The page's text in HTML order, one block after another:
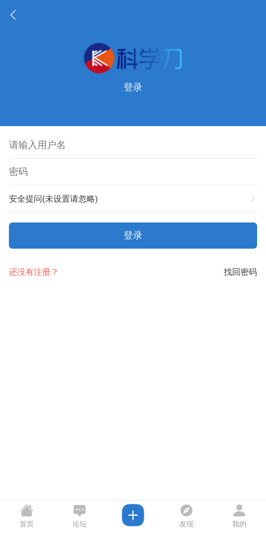
登录
安全提问(未设置请忽略)
登录
找回密码
还没有注册？
首页 论坛 发现 我的